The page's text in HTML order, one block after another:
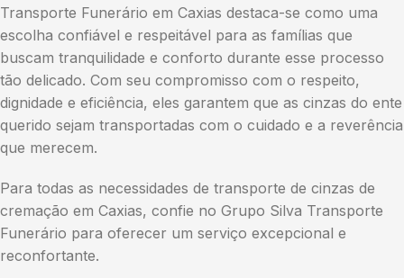
Transporte Funerário em Caxias destaca-se como uma
escolha confiável e respeitável para as famílias que
buscam tranquilidade e conforto durante esse processo
tão delicado. Com seu compromisso com o respeito,
dignidade e eficiência, eles garantem que as cinzas do ente
querido sejam transportadas com o cuidado e a reverência
que merecem.
Para todas as necessidades de transporte de cinzas de
cremação em Caxias, confie no Grupo Silva Transporte
Funerário para oferecer um serviço excepcional e
reconfortante.